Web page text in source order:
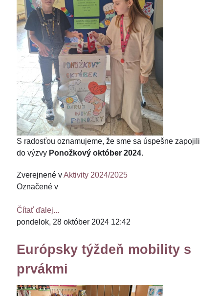
S radosťou oznamujeme, že sme sa úspešne zapojili
do výzvy Ponožkový október 2024.
Zverejnené vAktivity 2024/2025
Označené v
Čítať ďalej...
pondelok, 28 október 2024 12:42
Európsky týždeň mobility s
prvákmi